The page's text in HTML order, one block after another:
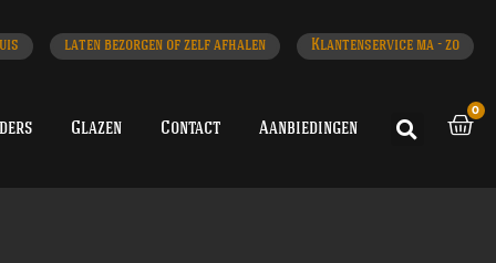
laten bezorgen of zelf afhalen Klantenservice ma - zo
Glazen Contact Aanbiedingen
0